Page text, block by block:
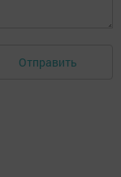
Отправить